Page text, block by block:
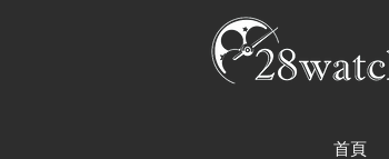
首頁